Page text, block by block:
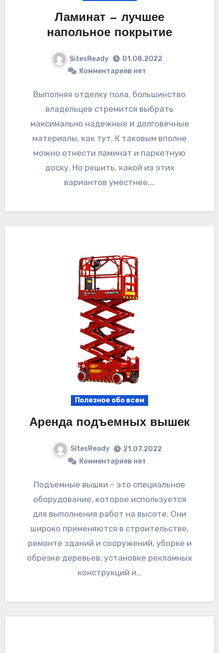
Ламинат — лучшее
напольное покрытие
SitesReady
01.08.2022
Комментариев нет
Выполняя отделку пола, большинство
владельцев стремится выбрать
максимально надежные и долговечные
материалы, как тут. К таковым вполне
можно отнести ламинат и паркетную
доску. Но решить, какой из этих
вариантов уместнее,…
Полезное обо всем
Аренда подъемных вышек
SitesReady
21.07.2022
Комментариев нет
Подъемные вышки – это специальное
оборудование, которое используется
для выполнения работ на высоте. Они
широко применяются в строительстве,
ремонте зданий и сооружений, уборке и
обрезке деревьев, установке рекламных
конструкций и…